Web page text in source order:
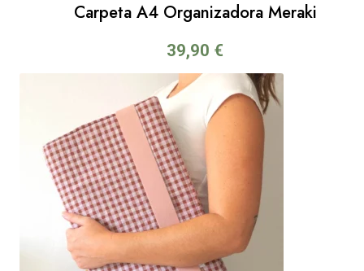
Carpeta A4 Organizadora Meraki
39,90 €